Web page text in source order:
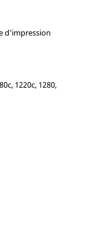
d'impression
1220c, 1280,